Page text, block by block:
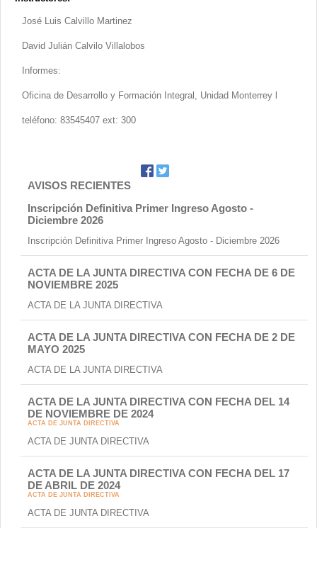
José Luis Calvillo Martinez
David Julián Calvilo Villalobos
Informes:
Oficina de Desarrollo y Formación Integral, Unidad Monterrey l
teléfono: 83545407 ext: 300
AVISOS RECIENTES
Inscripción Definitiva Primer Ingreso Agosto -
Diciembre 2026
Inscripción Definitiva Primer Ingreso Agosto - Diciembre 2026
ACTA DE LA JUNTA DIRECTIVA CON FECHA DE 6 DE
NOVIEMBRE 2025
ACTA DE LA JUNTA DIRECTIVA
ACTA DE LA JUNTA DIRECTIVA CON FECHA DE 2 DE
MAYO 2025
ACTA DE LA JUNTA DIRECTIVA
ACTA DE LA JUNTA DIRECTIVA CON FECHA DEL 14
DE NOVIEMBRE DE 2024
ACTA DE JUNTA DIRECTIVA
ACTA DE JUNTA DIRECTIVA
ACTA DE LA JUNTA DIRECTIVA CON FECHA DEL 17
DE ABRIL DE 2024
ACTA DE JUNTA DIRECTIVA
ACTA DE JUNTA DIRECTIVA